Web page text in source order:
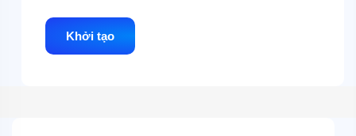
Khởi tạo